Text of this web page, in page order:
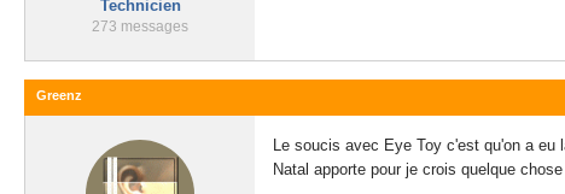
Technicien
273 messages
Greenz
Le soucis avec Eye Toy c'est qu'on a
Natal apporte pour je crois quelque